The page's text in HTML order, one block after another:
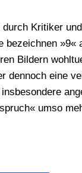
Kri­ti­ker
bezeich­nen »9«
Bil­dern
den­noch eine
umso